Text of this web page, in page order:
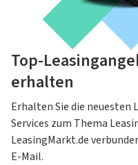
Top-
erhalten
Erhalten Sie die neuesten
Services zum Thema
LeasingMarkt.de
E-Mail.